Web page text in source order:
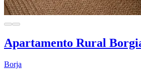
Apartamento Rural
Borja